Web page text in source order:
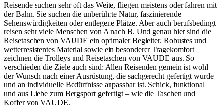
Reisende suchen sehr oft das Weite, fliegen meistens oder fahren mit
der Bahn. Sie suchen die unberührte Natur, faszinierende
Sehenswürdigkeiten oder entlegene Plätze. Aber auch berufsbedingt
reisen sehr viele Menschen von A nach B. Und genau hier sind die
Reisetaschen von VAUDE ein optimaler Begleiter. Robustes und
wetterresistentes Material sowie ein besonderer Tragekomfort
zeichnen die Trolleys und Reisetaschen von VAUDE aus. So
verschieden die Ziele auch sind: Allen Reisenden gemein ist wohl
der Wunsch nach einer Ausrüstung, die sachgerecht gefertigt wurde
und an individuelle Bedürfnisse anpassbar ist. Schick, funktional
und aus Liebe zum Bergsport gefertigt – wie die Taschen und
Koffer von VAUDE.